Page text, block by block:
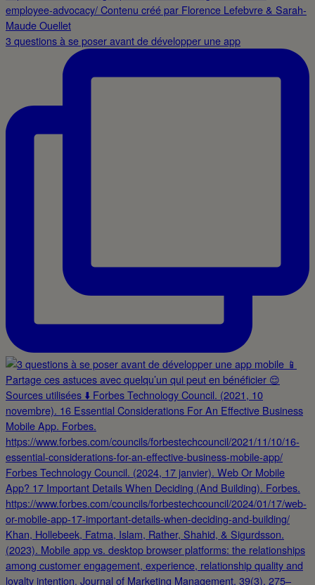
3 questions à se poser avant de développer une app